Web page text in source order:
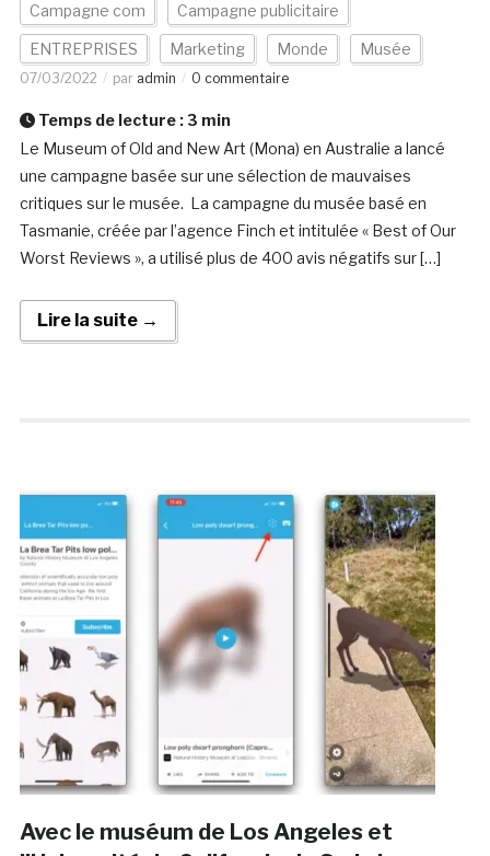
Campagne com Campagne publicitaire
ENTREPRISES Marketing Monde Musée
07/03/2022 par admin 0 commentaire
Temps de lecture : 3 min
Le Museum of Old and New Art (Mona) en Australie a lancé
une campagne basée sur une sélection de mauvaises
critiques sur le musée. La campagne du musée basé en
Tasmanie, créée par l’agence Finch et intitulée « Best of Our
Worst Reviews », a utilisé plus de 400 avis négatifs sur […]
Lire la suite →
Avec le muséum de Los Angeles et